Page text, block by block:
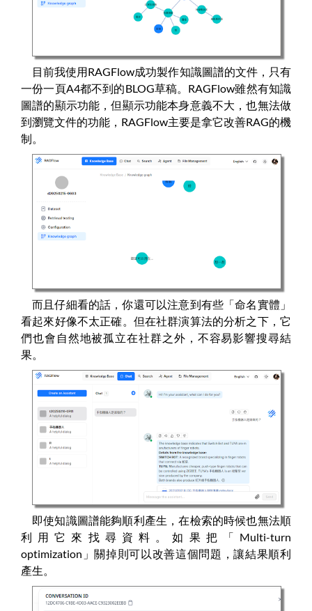
目前我使用RAGFlow成功製作知識圖譜的文件，只有
一份一頁A4都不到的BLOG草稿。RAGFlow雖然有知識
圖譜的顯示功能，但顯示功能本身意義不大，也無法做
到瀏覽文件的功能，RAGFlow主要是拿它改善RAG的機
制。
而且仔細看的話，你還可以注意到有些「命名實體」
看起來好像不太正確。但在社群演算法的分析之下，它
們也會自然地被孤立在社群之外，不容易影響搜尋結
果。
即使知識圖譜能夠順利產生，在檢索的時候也無法順
利用它來找尋資料。如果把「Multi-turn
optimization」關掉則可以改善這個問題，讓結果順利
產生。